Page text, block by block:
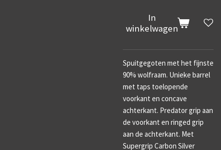
In
winkelwagen
Spuitgegoten met het fijnste
90% wolfraam. Unieke barrel
met taps toelopende
voorkant en concave
achterkant. Predator grip aan
de voorkant en ringed grip
aan de achterkant. Met
Supergrip Carbon Silver